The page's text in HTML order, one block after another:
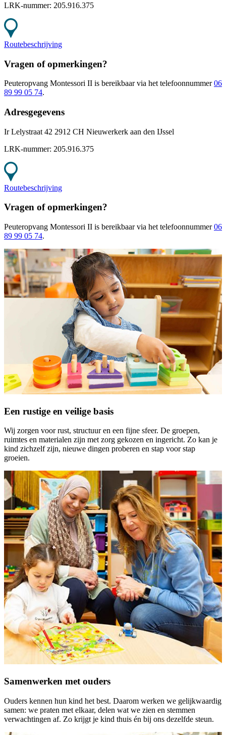
LRK-nummer: 205.916.375
Routebeschrijving
Vragen of opmerkingen?
Peuteropvang Montessori II is bereikbaar via het telefoonnummer 06
89 99 05 74.
Adresgegevens
Ir Lelystraat 42 2912 CH Nieuwerkerk aan den IJssel
LRK-nummer: 205.916.375
Routebeschrijving
Vragen of opmerkingen?
Peuteropvang Montessori II is bereikbaar via het telefoonnummer 06
89 99 05 74.
Een rustige en veilige basis
Wij zorgen voor rust, structuur en een fijne sfeer. De groepen,
ruimtes en materialen zijn met zorg gekozen en ingericht. Zo kan je
kind zichzelf zijn, nieuwe dingen proberen en stap voor stap
groeien.
Samenwerken met ouders
Ouders kennen hun kind het best. Daarom werken we gelijkwaardig
samen: we praten met elkaar, delen wat we zien en stemmen
verwachtingen af. Zo krijgt je kind thuis én bij ons dezelfde steun.